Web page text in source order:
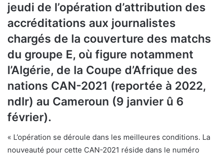
jeudi de l’opération d’attribution des
accréditations aux journalistes
chargés de la couverture des matchs
du groupe E, où figure notamment
l’Algérie, de la Coupe d’Afrique des
nations CAN-2021 (reportée à 2022,
ndlr) au Cameroun (9 janvier û 6
février).
« L’opération se déroule dans les meilleures conditions. La
nouveauté pour cette CAN-2021 réside dans le numéro